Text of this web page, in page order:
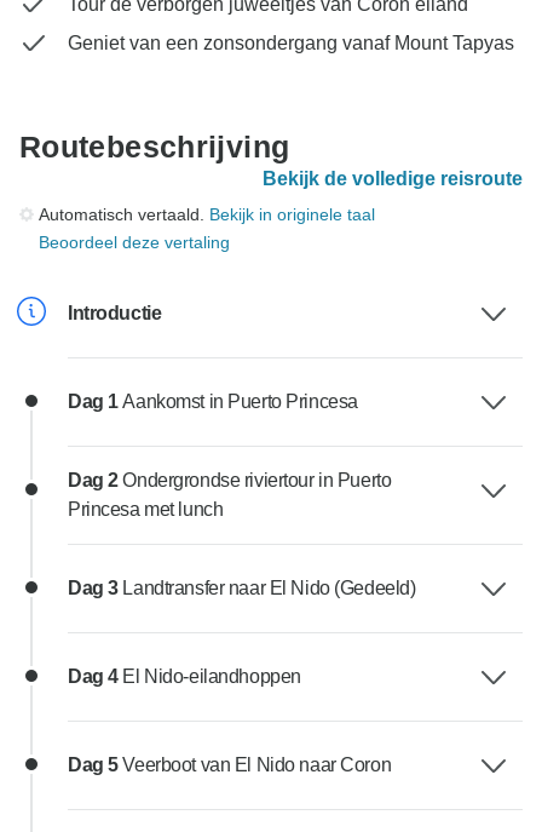
Tour de verborgen juweeltjes van Coron eiland
Geniet van een zonsondergang vanaf Mount Tapyas
Routebeschrijving
Bekijk de volledige reisroute
Automatisch vertaald. Bekijk in originele taal
Beoordeel deze vertaling
Introductie
Dag 1Aankomst in Puerto Princesa
Dag 2Ondergrondse riviertour in Puerto
Princesa met lunch
Dag 3 Landtransfer naar El Nido (Gedeeld)
Dag 4 El Nido-eilandhoppen
Dag 5Veerboot van El Nido naar Coron